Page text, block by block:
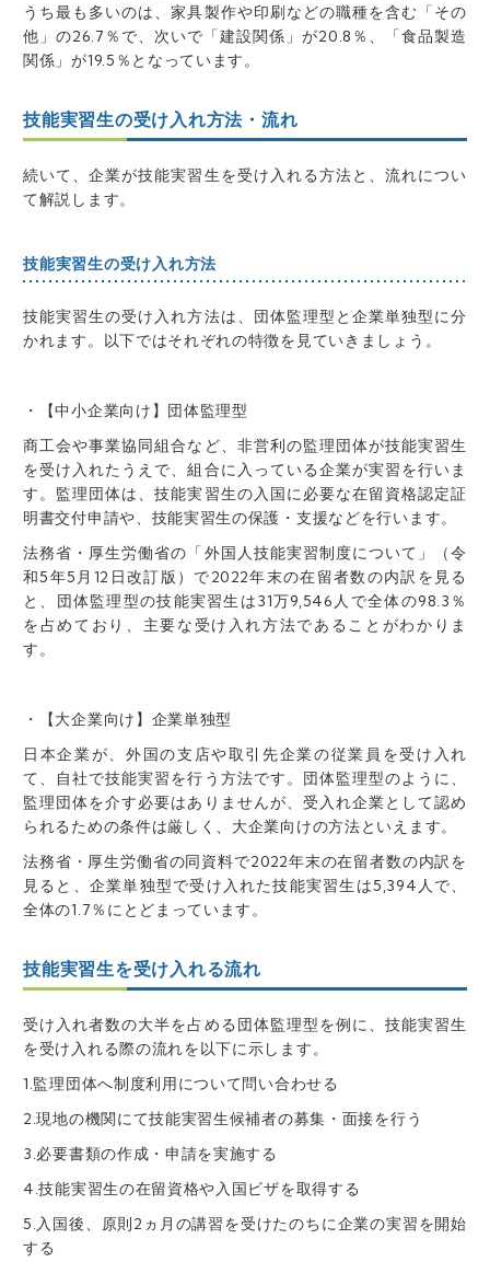
うち最も多いのは、家具製作や印刷などの職種を含む「その
他」の26.7％で、次いで「建設関係」が20.8％、「食品製造
関係」が19.5％となっています。
技能実習生の受け入れ方法・流れ
続いて、企業が技能実習生を受け入れる方法と、流れについ
て解説します。
技能実習生の受け入れ方法
技能実習生の受け入れ方法は、団体監理型と企業単独型に分
かれます。以下ではそれぞれの特徴を見ていきましょう。
・【中小企業向け】団体監理型
商工会や事業協同組合など、非営利の監理団体が技能実習生
を受け入れたうえで、組合に入っている企業が実習を行いま
す。監理団体は、技能実習生の入国に必要な在留資格認定証
明書交付申請や、技能実習生の保護・支援などを行います。
法務省・厚生労働省の「外国人技能実習制度について」（令
和5年5月12日改訂版）で2022年末の在留者数の内訳を見る
と、団体監理型の技能実習生は31万9,546人で全体の98.3％
を占めており、主要な受け入れ方法であることがわかりま
す。
・【大企業向け】企業単独型
日本企業が、外国の支店や取引先企業の従業員を受け入れ
て、自社で技能実習を行う方法です。団体監理型のように、
監理団体を介す必要はありませんが、受入れ企業として認め
られるための条件は厳しく、大企業向けの方法といえます。
法務省・厚生労働省の同資料で2022年末の在留者数の内訳を
見ると、企業単独型で受け入れた技能実習生は5,394人で、
全体の1.7％にとどまっています。
技能実習生を受け入れる流れ
受け入れ者数の大半を占める団体監理型を例に、技能実習生
を受け入れる際の流れを以下に示します。
1.監理団体へ制度利用について問い合わせる
2.現地の機関にて技能実習生候補者の募集・面接を行う
3.必要書類の作成・申請を実施する
4.技能実習生の在留資格や入国ビザを取得する
5.入国後、原則2ヵ月の講習を受けたのちに企業の実習を開始
する